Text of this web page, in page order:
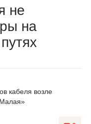
не
на
кабеля возле